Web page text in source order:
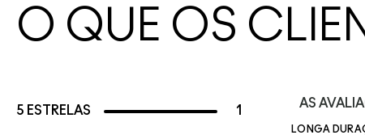
O QUE OS
5 ESTRELAS 1
AS
LONGA